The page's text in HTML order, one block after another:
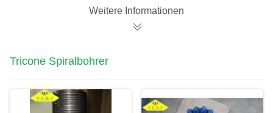
Weitere Informationen
Tricone Spiralbohrer